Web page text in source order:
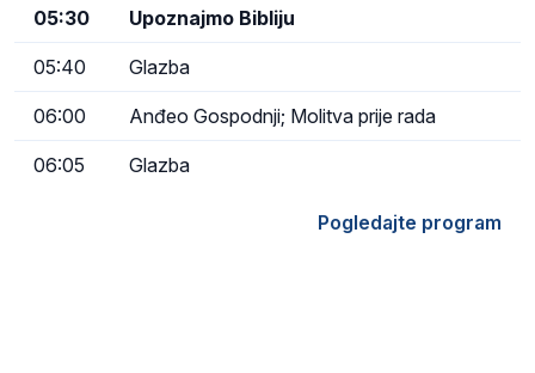
05:30 Upoznajmo Bibliju
05:40 Glazba
06:00 Anđeo Gospodnji; Molitva prije rada
06:05 Glazba
Pogledajte program